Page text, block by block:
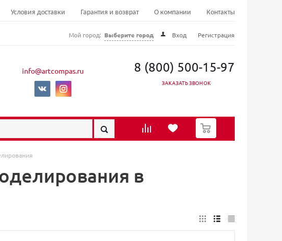
Условия доставки Гарантия и возврат О компании Контакты
Мой город: Выберите город Вход Регистрация
info@artcompas.ru 8 (800) 500-15-97
ЗАКАЗАТЬ ЗВОНОК
0
в